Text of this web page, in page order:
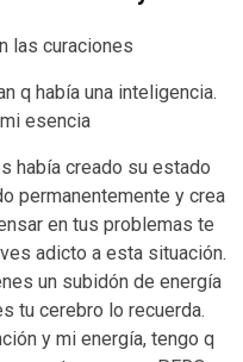
las curaciones
q había una inteligencia.
esencia
había creado su estado
permanentemente y crea
en tus problemas te
adicto a esta situación.
un subidón de energía
tu cerebro lo recuerda.
y mi energía, tengo q